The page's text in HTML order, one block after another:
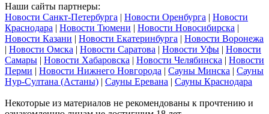
Наши сайты партнеры:
Новости Санкт-Петербурга | Новости Оренбурга | Новости
Краснодара | Новости Тюмени | Новости Новосибирска |
Новости Казани | Новости Екатеринбурга | Новости Воронежа
| Новости Омска | Новости Саратова | Новости Уфы | Новости
Самары | Новости Хабаровска | Новости Челябинска | Новости
Перми | Новости Нижнего Новгорода | Сауны Минска | Сауны
Нур-Султана (Астаны) | Сауны Еревана | Сауны Краснодара
Некоторые из материалов не рекомендованы к прочтению и